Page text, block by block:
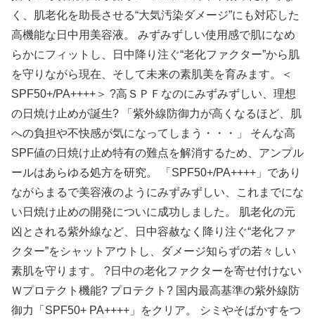
く、肌老化を助長させる“大気汚染ダメージ”にも対応した
高機能な日中用美容液。 みずみずしい使用感で肌になめ
らかにフィットし、日中降り注ぐ“老化ファクター”から肌
を守りながら現在、そして未来の素肌美を育みます。＜
SPF50+/PA++++＞ ?高ＳＰＦなのにみずみずしい、理想
の日焼け止めが誕生? 「紫外線防御力が高くなるほど、肌
への負担や不快感が気になってしまう・・・」 そんな高
SPF値の日焼け止め特有の難点を解消するため、アンプル
ールはあらゆる処方を研究。 「SPF50+/PA++++」であり
ながらまるで美容液のようにみずみずしい、これまでにな
い日焼け止めの開発についに成功しました。 肌老化の元
凶とされる紫外線など、日中容赦なく降り注ぐ“老化ファ
クター”をシャットアウトし、ダメージ知らずの若々しい
素肌を守ります。 ?日中の老化ファクターを寄せ付けない
Ｗプロテクト機能? プロテクト? 国内最高基準の紫外線防
御力「SPF50+ PA++++」をクリア。 シミやそばかすをつ